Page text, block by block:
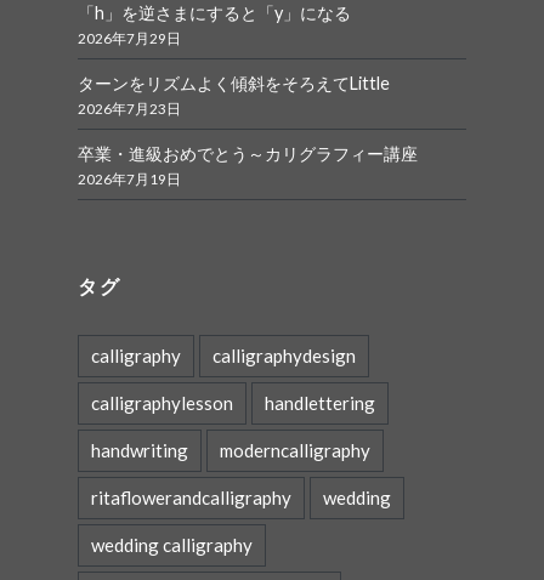
「h」を逆さまにすると「y」になる
2026年7月29日
ターンをリズムよく傾斜をそろえてLittle
2026年7月23日
卒業・進級おめでとう～カリグラフィー講座
2026年7月19日
タグ
calligraphy calligraphydesign
calligraphylesson handlettering
handwriting moderncalligraphy
ritaflowerandcalligraphy wedding
wedding calligraphy